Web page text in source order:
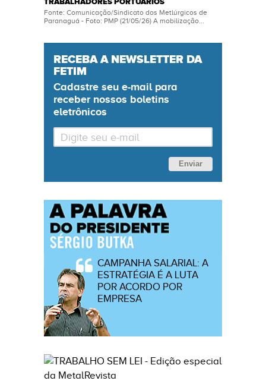
Fonte: Comunicação/Sindicato dos Metlúrgicos de
Paranaguá - Foto: PMP (21/05/26) A mobilização...
RECEBA A NEWSLETTER DA
FETIM
Cadastre seu e-mailpara
receber nossos boletins
eletrônicos
Enviar
CAMPANHA SALARIAL: A
ESTRATÉGIA É A LUTA
POR ACORDO POR
EMPRESA